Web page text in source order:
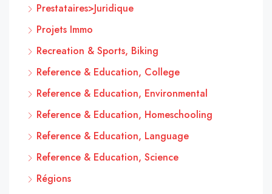
Prestataires>Juridique
Projets Immo
Recreation & Sports, Biking
Reference & Education, College
Reference & Education, Environmental
Reference & Education, Homeschooling
Reference & Education, Language
Reference & Education, Science
Régions